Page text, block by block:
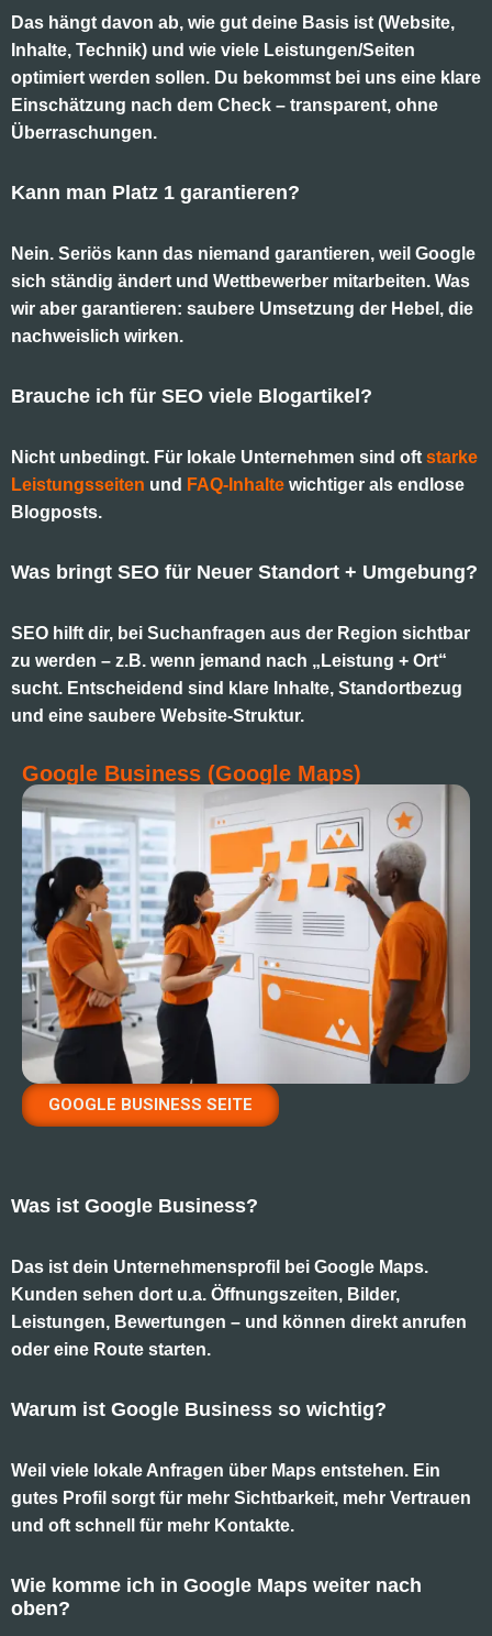
Das hängt davon ab, wie gut deine Basis ist (Website,
Inhalte, Technik) und wie viele Leistungen/Seiten
optimiert werden sollen. Du bekommst bei uns eine klare
Einschätzung nach dem Check – transparent, ohne
Überraschungen.
Kann man Platz 1 garantieren?
Nein. Seriös kann das niemand garantieren, weil Google
sich ständig ändert und Wettbewerber mitarbeiten. Was
wir aber garantieren: saubere Umsetzung der Hebel, die
nachweislich wirken.
Brauche ich für SEO viele Blogartikel?
Nicht unbedingt. Für lokale Unternehmen sind oft starke
Leistungsseiten und FAQ-Inhalte wichtiger als endlose
Blogposts.
Was bringt SEO für Neuer Standort + Umgebung?
SEO hilft dir, bei Suchanfragen aus der Region sichtbar
zu werden – z.B. wenn jemand nach „Leistung + Ort“
sucht. Entscheidend sind klare Inhalte, Standortbezug
und eine saubere Website-Struktur.
Google Business (Google Maps)
GOOGLE BUSINESS SEITE
Was ist Google Business?
Das ist dein Unternehmensprofil bei Google Maps.
Kunden sehen dort u.a. Öffnungszeiten, Bilder,
Leistungen, Bewertungen – und können direkt anrufen
oder eine Route starten.
Warum ist Google Business so wichtig?
Weil viele lokale Anfragen über Maps entstehen. Ein
gutes Profil sorgt für mehr Sichtbarkeit, mehr Vertrauen
und oft schnell für mehr Kontakte.
Wie komme ich in Google Maps weiter nach
oben?